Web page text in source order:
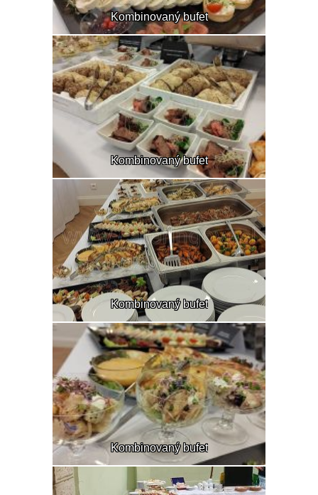
Kombinovaný bufet
Kombinovaný bufet
Kombinovaný bufet
Kombinovaný bufet